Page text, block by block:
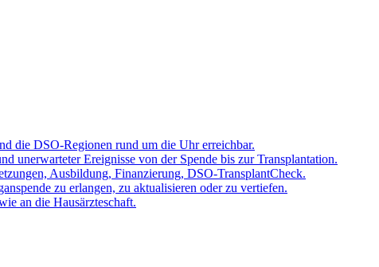
die DSO-Regionen rund um die Uhr erreichbar.
Ereignisse von der Spende bis zur Transplantation.
Ausbildung, Finanzierung, DSO-TransplantCheck.
zu erlangen, zu aktualisieren oder zu vertiefen.
an die Hausärzteschaft.